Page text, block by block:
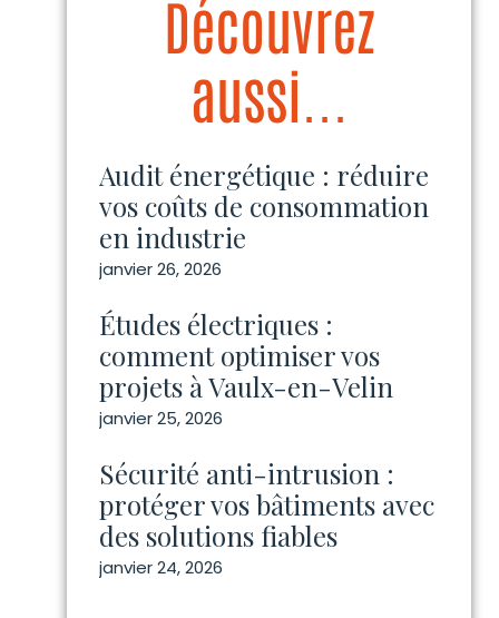
Découvrez
aussi...
Audit énergétique : réduire
vos coûts de consommation
en industrie
janvier 26, 2026
Études électriques :
comment optimiser vos
projets à Vaulx-en-Velin
janvier 25, 2026
Sécurité anti-intrusion :
protéger vos bâtiments avec
des solutions fiables
janvier 24, 2026